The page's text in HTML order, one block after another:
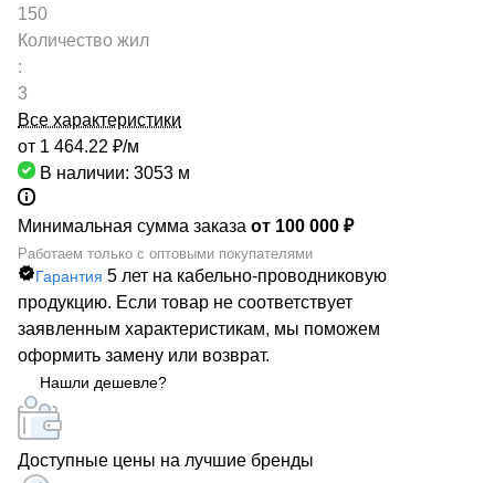
150
Количество жил
:
3
Все характеристики
от 1 464.22 ₽/м
В наличии: 3053 м
Минимальная сумма заказа от 100 000 ₽
Работаем только с оптовыми покупателями
Гарантия 5 лет на кабельно-проводниковую
продукцию. Если товар не соответствует
заявленным характеристикам, мы поможем
оформить замену или возврат.
Нашли дешевле?
Доступные цены на лучшие бренды